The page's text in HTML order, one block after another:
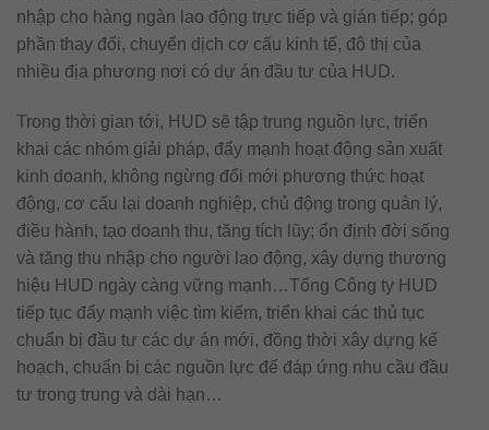
nhập cho hàng ngàn lao động trực tiếp và gián tiếp; góp
phần thay đổi, chuyển dịch cơ cấu kinh tế, đô thị của
nhiều địa phương nơi có dự án đầu tư của HUD.
Trong thời gian tới, HUD sẽ tập trung nguồn lực, triển
khai các nhóm giải pháp, đẩy mạnh hoạt động sản xuất
kinh doanh, không ngừng đổi mới phương thức hoạt
động, cơ cấu lại doanh nghiệp, chủ động trong quản lý,
điều hành, tạo doanh thu, tăng tích lũy; ổn định đời sống
và tăng thu nhập cho người lao động, xây dựng thương
hiệu HUD ngày càng vững mạnh…Tổng Công ty HUD
tiếp tục đẩy mạnh việc tìm kiếm, triển khai các thủ tục
chuẩn bị đầu tư các dự án mới, đồng thời xây dựng kế
hoạch, chuẩn bị các nguồn lực để đáp ứng nhu cầu đầu
tư trong trung và dài hạn…